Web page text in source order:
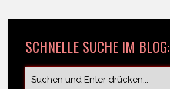
SCHNELLE SUCHE IM BLOG: